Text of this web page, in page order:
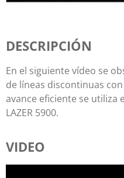
DESCRIPCIÓN
En el siguiente vídeo se
de líneas discontinuas
avance eficiente se utiliza
LAZER 5900.
VIDEO